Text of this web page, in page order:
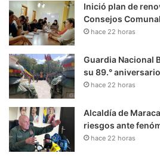
Inició plan de
Consejos
hace 22 horas
Guardia Nacional
su 89.°
hace 22 horas
Alcaldía de
riesgos ante
hace 22 horas